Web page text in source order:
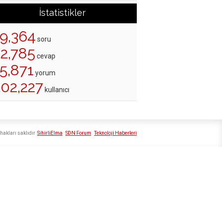
İstatistikler
soru
cevap
yorum
kullanıcı
SihirliElma SDN Forum Teknoloji Haberleri
saklıdır